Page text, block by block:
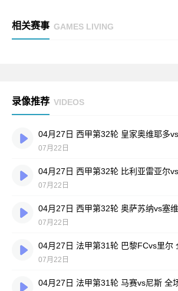
相关赛事 GAMES LIVING
录像推荐 VIDEOS
04月27日 西甲第32轮 皇家奥维耶多
07月22日
04月27日 西甲第32轮 比利亚雷亚尔
07月22日
04月27日 西甲第32轮 奥萨苏纳vs塞
07月22日
04月27日 法甲第31轮 巴黎FCvs里尔
07月22日
04月27日 法甲第31轮 马赛vs尼斯 全